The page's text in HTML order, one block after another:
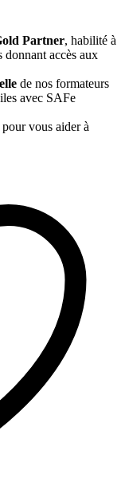
Partner, habilité à
accès aux
de nos formateurs
avec SAFe
vous aider à